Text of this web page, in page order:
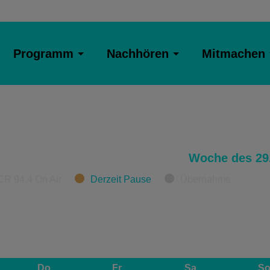
Programm Nachhören Mitmachen
Woche des
Derzeit Pause